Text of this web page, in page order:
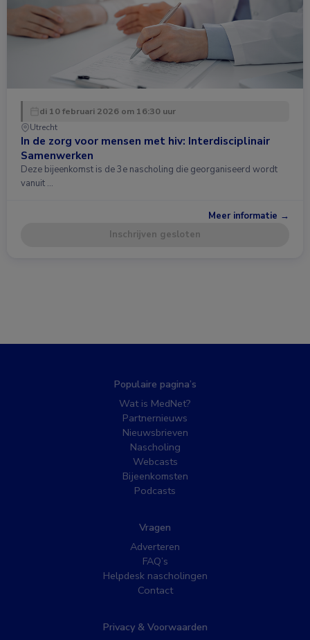
di 10 februari 2026 om 16:30 uur
Utrecht
In de zorg voor mensen met hiv: Interdisciplinair
Samenwerken
Deze bijeenkomst is de 3e nascholing die georganiseerd wordt
vanuit …
Meer informatie →
Inschrijven gesloten
Populaire pagina’s
Wat is MedNet?
Partnernieuws
Nieuwsbrieven
Nascholing
Webcasts
Bijeenkomsten
Podcasts
Vragen
Adverteren
FAQ’s
Helpdesk nascholingen
Contact
Privacy & Voorwaarden